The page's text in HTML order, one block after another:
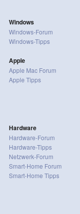
Windows
Windows-Forum
Windows-Tipps
Apple
Apple Mac Forum
Apple Tipps
Hardware
Hardware-Forum
Hardware-Tipps
Netzwerk-Forum
Smart-Home Forum
Smart-Home Tipps